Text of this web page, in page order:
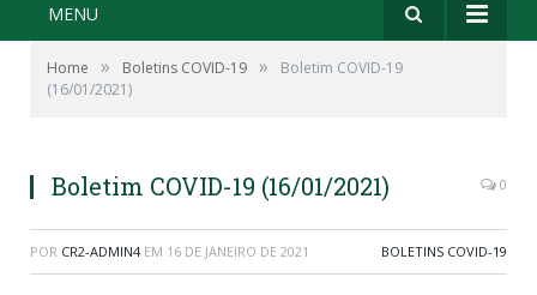
MENU
Home » Boletins COVID-19 »
Boletim COVID-19
(16/01/2021)
Boletim COVID-19 (16/01/2021) 0
POR CR2-ADMIN4 EM 16 DE JANEIRO DE 2021 BOLETINS COVID-19